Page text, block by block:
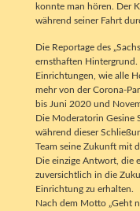
konnte man hören. Der
während seiner Fahrt
Die Reportage des
ernsthaften Hintergrund.
Einrichtungen, wie alle
mehr von der Corona-
bis Juni 2020 und
Die Moderatorin Gesine
während dieser
Team seine Zukunft mit
Die einzige Antwort, die
zuversichtlich in die
Einrichtung zu erhalten.
Nach dem Motto „Geht